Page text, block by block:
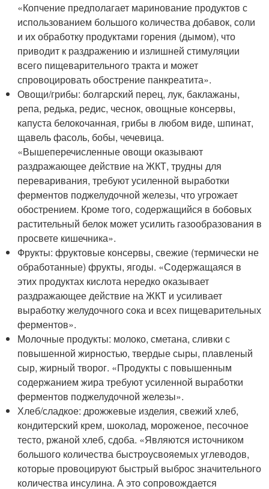
«Копчение предполагает маринование продуктов с
использованием большого количества добавок, соли
и их обработку продуктами горения (дымом), что
приводит к раздражению и излишней стимуляции
всего пищеварительного тракта и может
спровоцировать обострение панкреатита».
Овощи/грибы: болгарский перец, лук, баклажаны,
репа, редька, редис, чеснок, овощные консервы,
капуста белокочанная, грибы в любом виде, шпинат,
щавель фасоль, бобы, чечевица.
«Вышеперечисленные овощи оказывают
раздражающее действие на ЖКТ, трудны для
переваривания, требуют усиленной выработки
ферментов поджелудочной железы, что угрожает
обострением. Кроме того, содержащийся в бобовых
растительный белок может усилить газообразования в
просвете кишечника».
Фрукты: фруктовые консервы, свежие (термически не
обработанные) фрукты, ягоды. «Содержащаяся в
этих продуктах кислота нередко оказывает
раздражающее действие на ЖКТ и усиливает
выработку желудочного сока и всех пищеварительных
ферментов».
Молочные продукты: молоко, сметана, сливки с
повышенной жирностью, твердые сыры, плавленый
сыр, жирный творог. «Продукты с повышенным
содержанием жира требуют усиленной выработки
ферментов поджелудочной железы».
Хлеб/сладкое: дрожжевые изделия, свежий хлеб,
кондитерский крем, шоколад, мороженое, песочное
тесто, ржаной хлеб, сдоба. «Являются источником
большого количества быстроусвояемых углеводов,
которые провоцируют быстрый выброс значительного
количества инсулина. А это сопровождается